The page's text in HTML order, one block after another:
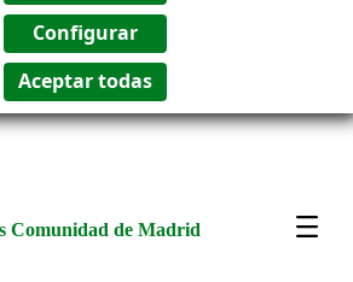
Comunidad de Madrid